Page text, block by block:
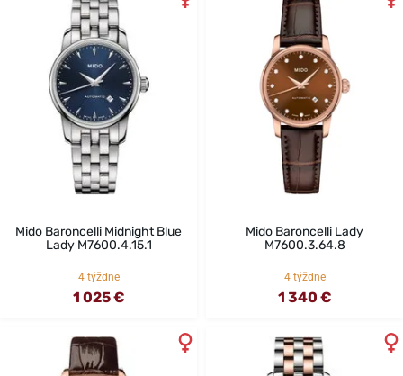
Mido Baroncelli Midnight Blue
Lady M7600.4.15.1
4 týždne
1 025 €
Mido Baroncelli Lady
M7600.3.64.8
4 týždne
1 340 €